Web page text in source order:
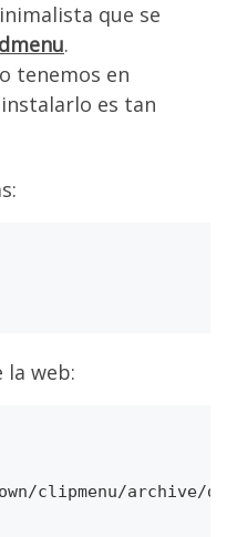
que se
dmenu.
tenemos en
es tan
la web:
clipmenu/archive/